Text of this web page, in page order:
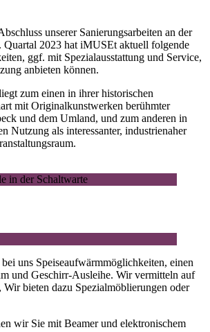
unserer Sanierungsarbeiten an der
2023 hat iMUSEt aktuell folgende
ggf. mit Spezialausstattung und Service,
anbieten können.
zum einen in ihrer historischen
mit Originalkunstwerken berühmter
und dem Umland, und zum anderen in
Nutzung als interessanter, industrienaher
in der Schaltwarte
uns Speiseaufwärmmöglichkeiten, einen
und Geschirr-Ausleihe. Wir vermitteln auf
Wir bieten dazu Spezialmöblierungen oder
wir Sie mit Beamer und elektronischem